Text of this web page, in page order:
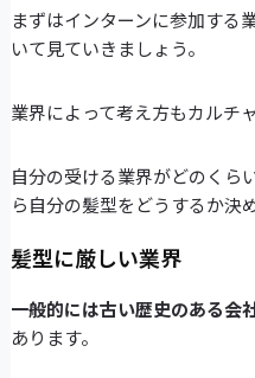
まずはインターンに参加する
いて見ていきましょう。
業界によって考え方もカルチ
自分の受ける業界がどのくら
ら自分の髪型をどうするか決
髪型に厳しい業界
一般的には古い歴史のある会
あります。